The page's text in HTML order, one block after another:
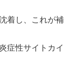
着し、これが補
症性サイトカイ